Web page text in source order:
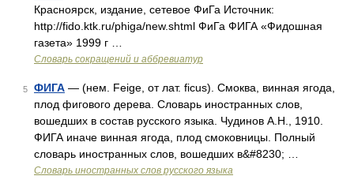
Красноярск, издание, сетевое ФиГа Источник:
http://fido.ktk.ru/phiga/new.shtml ФиГа ФИГА «Фидошная
газета» 1999 г …
Словарь сокращений и аббревиатур
5 ФИГА — (нем. Feige, от лат. ficus). Смоква, винная ягода,
плод фигового дерева. Словарь иностранных слов,
вошедших в состав русского языка. Чудинов А.Н., 1910.
ФИГА иначе винная ягода, плод смоковницы. Полный
словарь иностранных слов, вошедших в&#8230; …
Словарь иностранных слов русского языка